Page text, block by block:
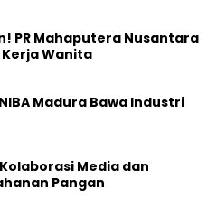
PR Mahaputera Nusantara
Wanita
Madura Bawa Industri
Kolaborasi Media dan
Pangan